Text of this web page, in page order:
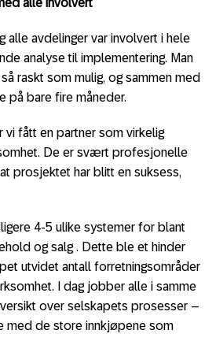
alle involvert
alle avdelinger var involvert i hele
analyse til implementering. Man
raskt som mulig, og sammen med
på bare fire måneder.
vi fått en partner som virkelig
De er svært profesjonelle
prosjektet har blitt en suksess,
4-5 ulike systemer for blant
og salg . Dette ble et hinder
utvidet antall forretningsområder
I dag jobber alle i samme
over selskapets prosesser –
med de store innkjøpene som